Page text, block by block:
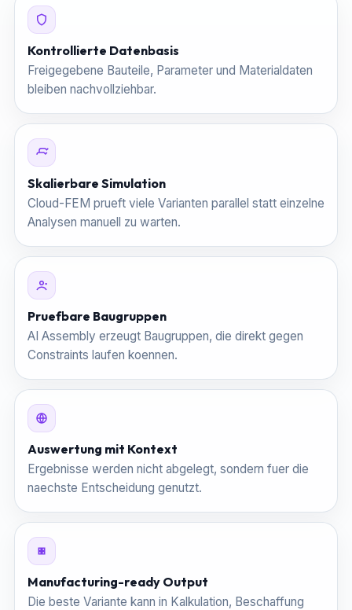
Kontrollierte Datenbasis
Freigegebene Bauteile, Parameter und Materialdaten
bleiben nachvollziehbar.
Skalierbare Simulation
Cloud-FEM prueft viele Varianten parallel statt einzelne
Analysen manuell zu warten.
Pruefbare Baugruppen
AI Assembly erzeugt Baugruppen, die direkt gegen
Constraints laufen koennen.
Auswertung mit Kontext
Ergebnisse werden nicht abgelegt, sondern fuer die
naechste Entscheidung genutzt.
Manufacturing-ready Output
Die beste Variante kann in Kalkulation, Beschaffung